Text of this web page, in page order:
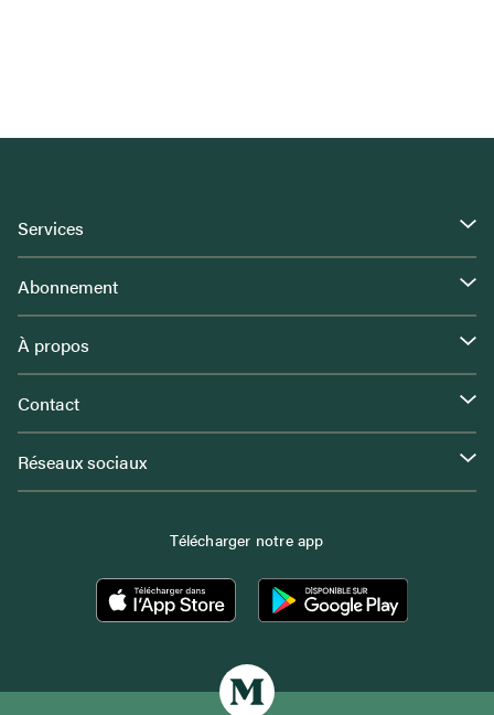
Services
Abonnement
À propos
Contact
Réseaux sociaux
Télécharger notre app